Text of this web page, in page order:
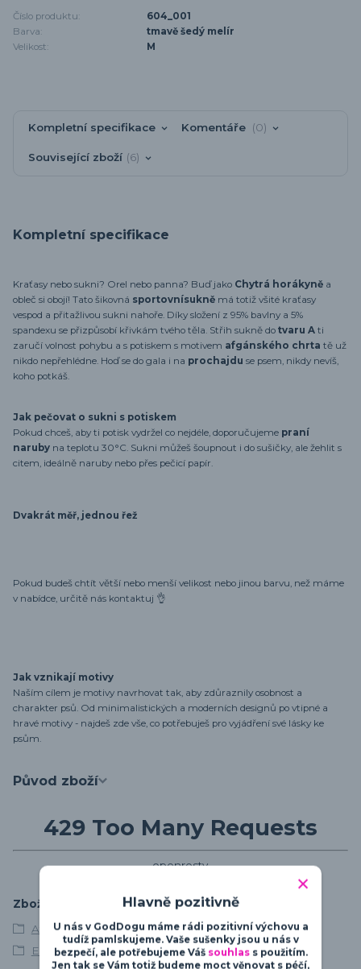
Číslo produktu:
604_001
Barva:
tmavě šedý melír
Velikost:
M
Kompletní specifikace Komentáře 0
Související zboží 6
Kompletní specifikace
Kraťasy nebo sukni? Orel nebo panna? Buď jako Chytrá horákyně a
obleč si obojí! Tato šikovná sportovnísukně má totiž všité kraťasy
vespod a přitažlivou sukni nahoře. Díky složení z 95% bavlny a 5%
spandexu se přizpůsobí křivkám tvého těla. Střih sukně do tvaru A ti
zaručí volnost pohybu a s potiskem s motivem afgánského chrta tě už
nikdo nepřehlédne. Hoď se do gala i na prochajdu se psem, nikdy nevíš,
koho potkáš.
Jak pečovat o sukni s potiskem
Pokud chceš, aby ti potisk vydržel co nejdéle, doporučujeme praní
naruby na teplotu 30°C. Sukni můžeš šoupnout i do sušičky, ale žehlit s
citem, ideálně naruby nebo přes pečicí papír.
Dvakrát měř, jednou řež
Pokud budeš chtít větší nebo menší velikost nebo jinou barvu, než máme
v nabídce, určitě nás kontaktuj 👌
Jak vznikají motivy
Naším cílem je motivy navrhovat tak, aby zdůraznily osobnost a
charakter psů. Od minimalistických a moderních designů po vtipné a
hravé motivy - najdeš zde vše, co potřebuješ pro vyjádření své lásky ke
psům.
Původ zboží
429 Too Many Requests
openresty
Zboží zařazeno v kategoriích
Afgánský chrt
Elegance & Beauty
Hlavně pozitivně
U nás v GodDogu máme rádi pozitivní výchovu a
tudíž pamlskujeme. Vaše sušenky jsou u nás v
bezpečí, ale potřebujeme Váš souhlass použitím.
Jen tak se Vám totiž budeme moct věnovat s péčí,